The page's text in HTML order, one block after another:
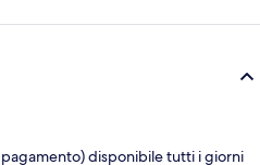
disponibile tutti i giorni